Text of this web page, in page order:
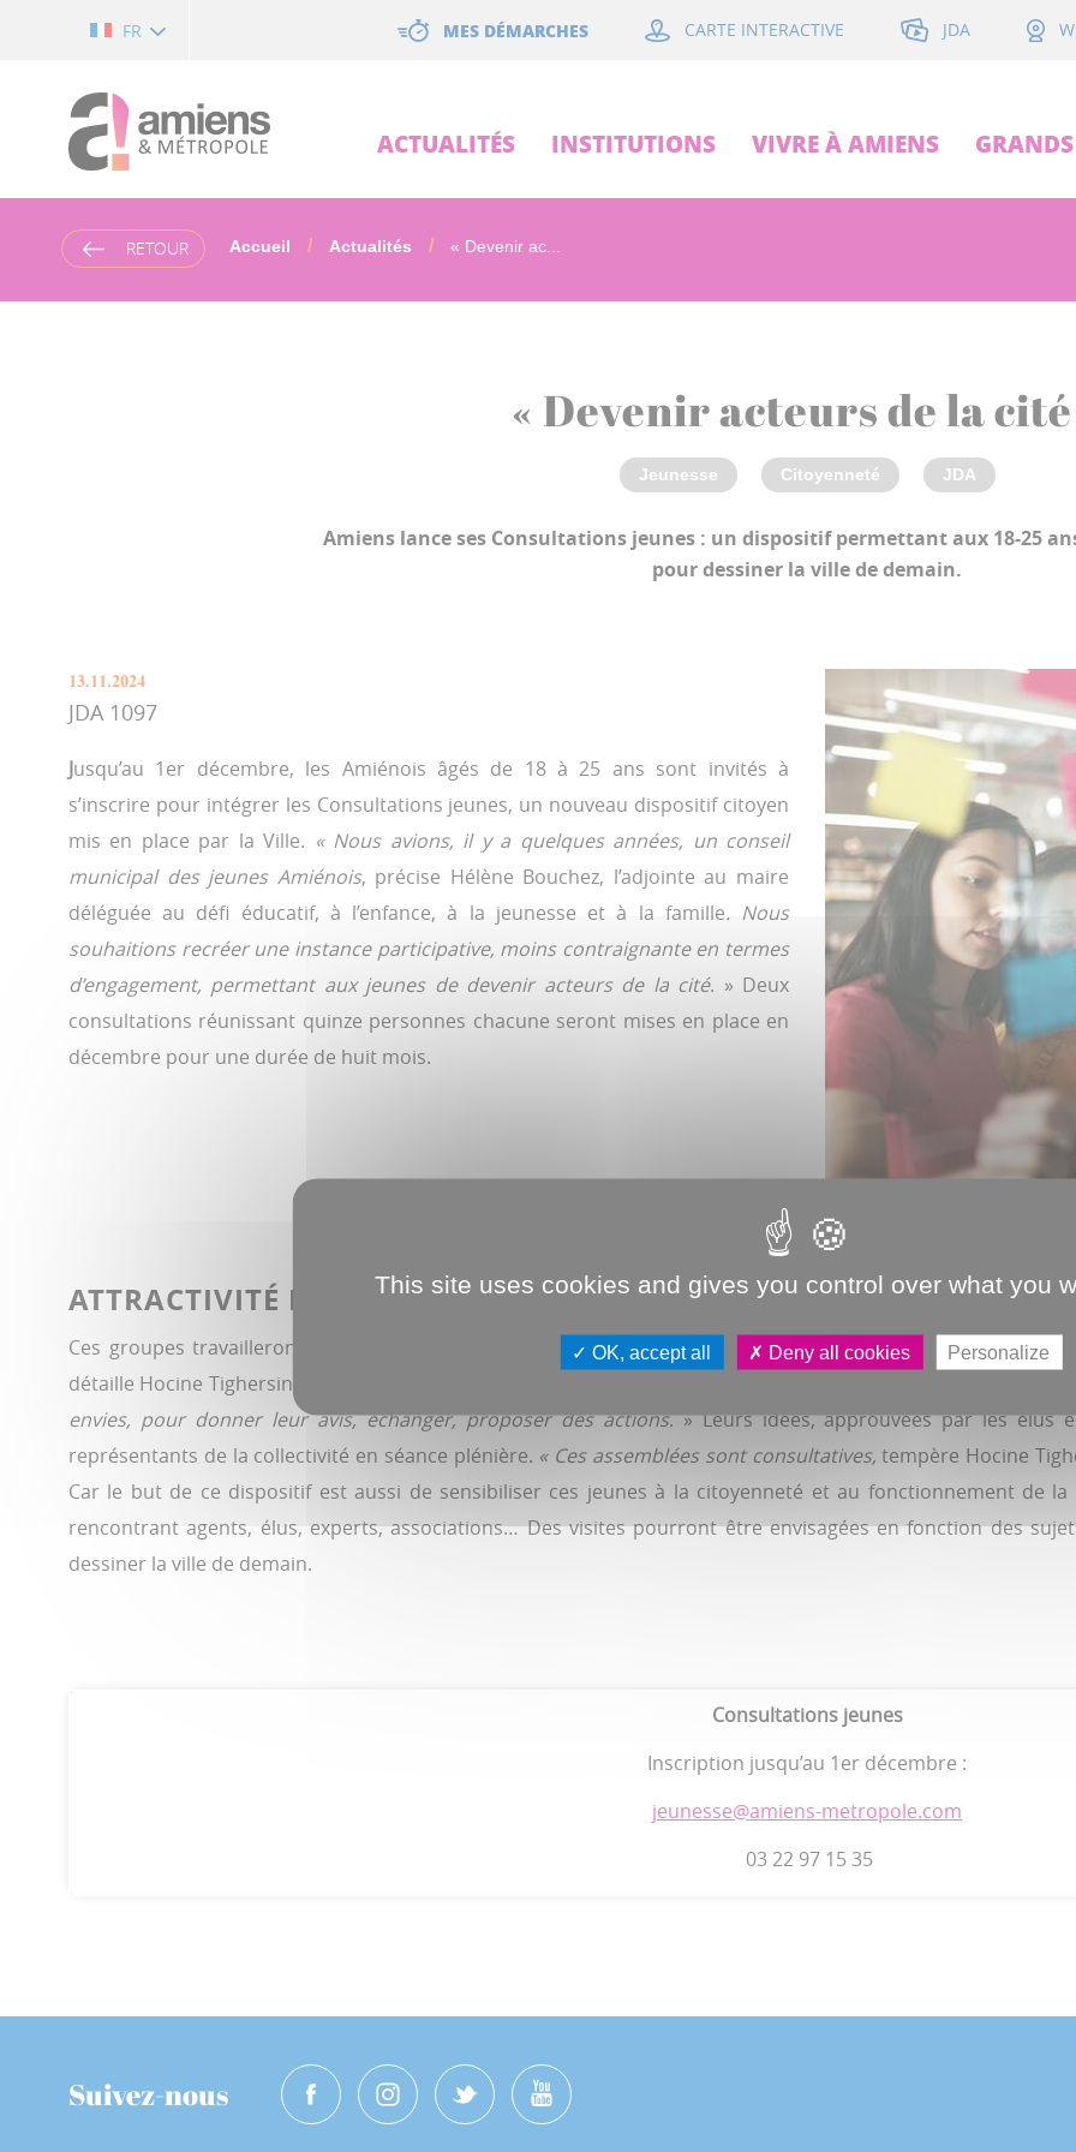
FR MES DÉMARCHES CARTE INTERACTIVE JDA
ACTUALITÉS INSTITUTIONS VIVRE À AMIENS
RETOUR Accueil Actualités « Devenir ac...
« Devenir acteurs de la cité
Jeunesse Citoyenneté JDA
Amiens lance ses Consultations jeunes : un dispositif permettant aux 18-25
pour dessiner la ville de demain.
13.11.2024
JDA 1097
Jusqu’au 1er décembre, les Amiénois âgés de 18 à 25 ans sont invités à
s’inscrire pour intégrer les Consultations jeunes, un nouveau dispositif citoyen
mis en place par la Ville. « Nous avions, il y a quelques années, un conseil
municipal des jeunes Amiénois, précise Hélène Bouchez, l’adjointe au maire
déléguée au défi éducatif, à l’enfance, à la jeunesse et à la famille. Nous
souhaitions recréer une instance participative, moins contraignante en termes
d’engagement, permettant aux jeunes de devenir acteurs de la cité. » Deux
consultations réunissant quinze personnes chacune seront mises en place en
décembre pour une durée de huit mois.
ATTRACTIVITÉ ET ENVIRONNEMENT
Ces groupes travailleront autour de thématiques validées par le bureau municipal.« Cette année, il s’agit
détaille Hocine Tighersine, référent de ce dispositif au sein du service éducation jeunesse
. Les jeunes se
envies, pour donner leur avis, échanger, proposer des actions. » Leurs idées, approuvées par les élus
représentants de la collectivité en séance plénière. « Ces assemblées sont consultatives,tempère Hocine
Car le but de ce dispositif est aussi de sensibiliser ces jeunes à la citoyenneté et au fonctionnement de la
rencontrant agents, élus, experts, associations… Des visites pourront être envisagées en fonction des
dessiner la ville de demain.
Consultations jeunes
Inscription jusqu’au 1er décembre :
jeunesse@amiens-metropole.com
03 22 97 15 35
Suivez-nous
This site uses cookies and gives you control over what you
OK, accept all Deny all cookies Personalize